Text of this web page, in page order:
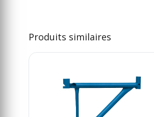
Produits similaires